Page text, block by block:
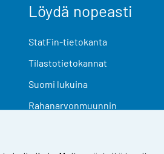
Löydä nopeasti
StatFin-tietokanta
Tilastotietokannat
Suomi lukuina
Rahanarvonmuunnin